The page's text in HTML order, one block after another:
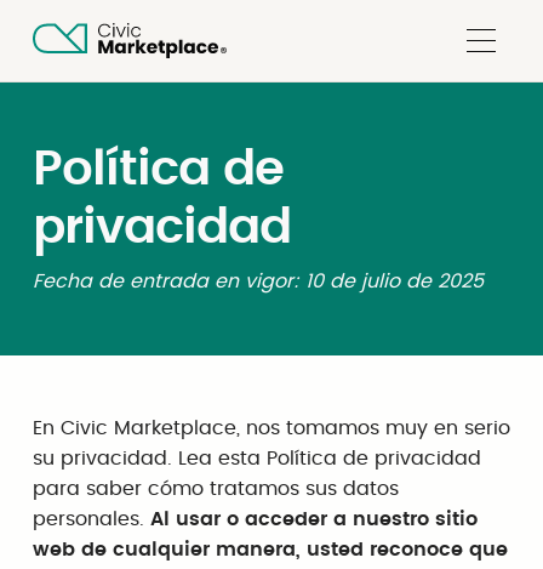
Política de
privacidad
Fecha de entrada en vigor: 10 de julio de 2025
En Civic Marketplace, nos tomamos muy en serio
su privacidad. Lea esta Política de privacidad
para saber cómo tratamos sus datos
personales. Al usar o acceder a nuestro sitio
web de cualquier manera, usted reconoce que